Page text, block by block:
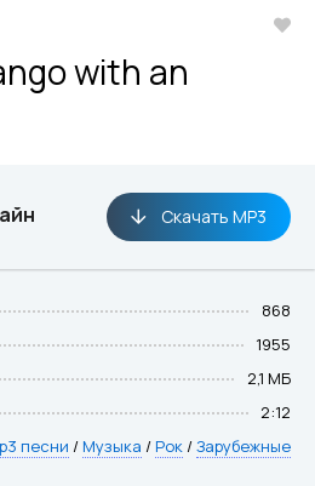
with an
Скачать MP3
868
1955
2,1 МБ
2:12
песни / Музыка / Рок /Зарубежные